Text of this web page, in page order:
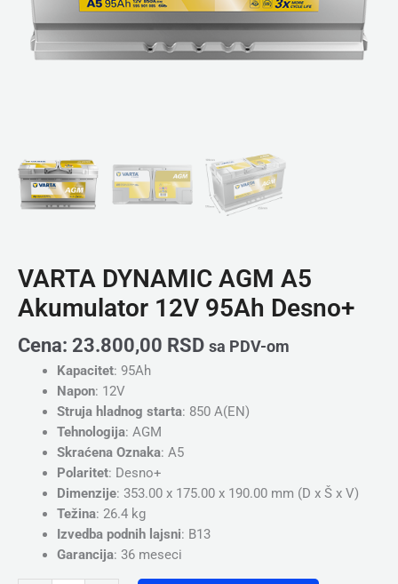
VARTA DYNAMIC AGM A5
Akumulator 12V 95Ah Desno+
Cena: 23.800,00 RSD sa PDV-om
Kapacitet: 95Ah
Napon: 12V
Struja hladnog starta: 850 A(EN)
Tehnologija: AGM
Skraćena Oznaka: A5
Polaritet: Desno+
Dimenzije: 353.00 x 175.00 x 190.00 mm (D x Š x V)
Težina: 26.4 kg
Izvedba podnih lajsni: B13
Garancija: 36 meseci